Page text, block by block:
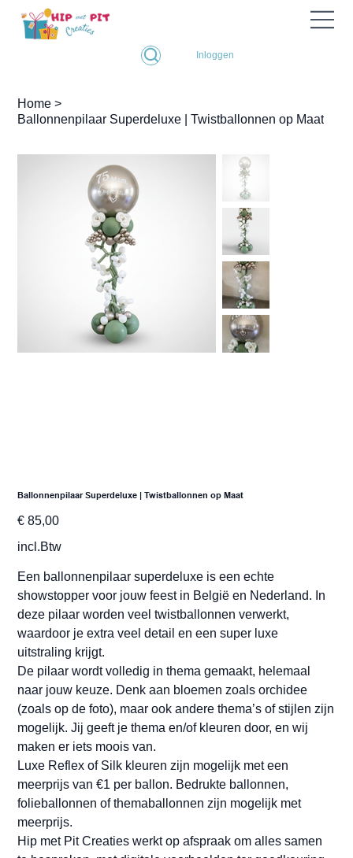
Inloggen
Home >
Ballonnenpilaar Superdeluxe | Twistballonnen op Maat
Ballonnenpilaar Superdeluxe | Twistballonnen op Maat
Prijs
€ 85,00
incl.Btw
Een ballonnenpilaar superdeluxe is een echte
showstopper voor jouw feest in België en Nederland. In
deze pilaar worden veel twistballonnen verwerkt,
waardoor je extra veel detail en een super luxe
uitstraling krijgt.
De pilaar wordt volledig in thema gemaakt, helemaal
naar jouw keuze. Denk aan bloemen zoals orchidee
(zoals op de foto), maar ook andere thema’s of stijlen zijn
mogelijk. Jij geeft je thema en/of kleuren door, en wij
maken er iets moois van.
Luxe Reflex of Silk kleuren zijn mogelijk met een
meerprijs van €1 per ballon. Bedrukte ballonnen,
folieballonnen of themaballonnen zijn mogelijk met
meerprijs.
Hip met Pit Creaties werkt op afspraak om alles samen